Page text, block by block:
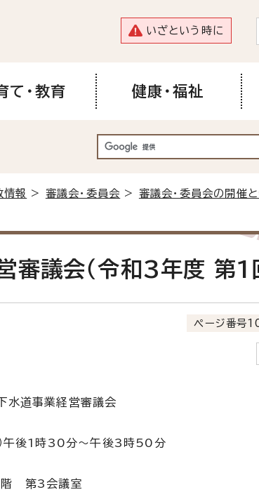
いざという時に
て・教育 健康・福祉
情報 > 審議会・委員会 > 審議会・委員会の開催
審議会（令和3年度 第1
ページ番号
水道事業経営審議会
午後1時30分～午後3時50分
第3会議室